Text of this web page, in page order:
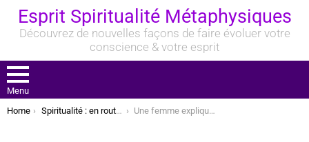
Esprit Spiritualité Métaphysiques
Découvrez de nouvelles façons de faire évoluer votre
conscience & votre esprit
Menu
You are here:
Home Spiritualité : en route vers la conscience spirituelle Une femme explique comment faire en sorte que votre âme quitte votre corps et visite « n’importe quel endroit dans l’univers »